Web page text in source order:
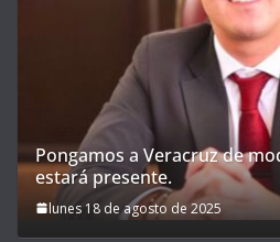
Pongamos a Veracruz de
estará presente.
lunes 18 de agosto de 2025